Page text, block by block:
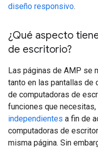
diseño responsivo.
¿Qué aspecto
de escritorio?
Las páginas de AMP se
tanto en las pantallas
de computadoras de
funciones que
independientes a fin de
computadoras de
misma página. Sin